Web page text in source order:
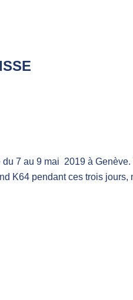
7 au 9 mai 2019 à Genève.
K64 pendant ces trois jours,